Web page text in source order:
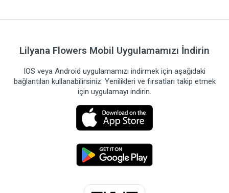
Lilyana Flowers Mobil Uygulamamızı İndirin
IOS veya Android uygulamamızı indirmek için aşağıdaki
bağlantıları kullanabilirsiniz. Yenilikleri ve fırsatları takip etmek
için uygulamayı indirin.